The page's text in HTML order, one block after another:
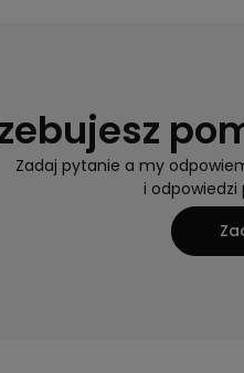
Zadaj pytanie a my
i odpowiedzi